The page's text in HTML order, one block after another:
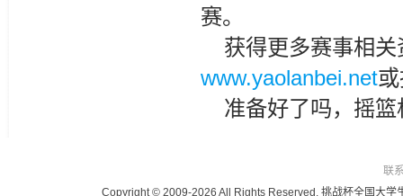
赛。
获得更多赛事相
www.yaolanbei.net
准备好了吗，摇
联
Copyright © 2009-2026 All Rights Reserved. 挑战杯全国大学